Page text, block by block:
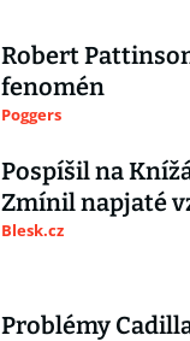
Robert
fenomén
Poggers
Pospíšil na
Zmínil napjaté
Blesk.cz
Problémy